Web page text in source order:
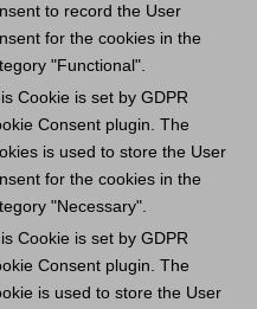
to record the User
for the cookies in the
"Functional".
Cookie is set by GDPR
Consent plugin. The
is used to store the User
for the cookies in the
"Necessary".
Cookie is set by GDPR
Consent plugin. The
is used to store the User